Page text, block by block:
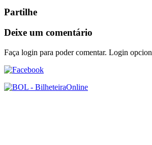
Partilhe
Deixe um comentário
Faça login para poder comentar. Login